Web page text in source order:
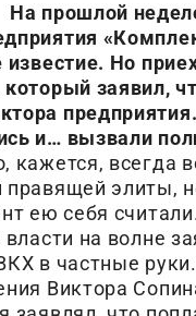
На прошлой
Но
заявил,
и… вызвали
кажется, всегда
правящей элиты,
ею себя
на волне
в частные
Виктора